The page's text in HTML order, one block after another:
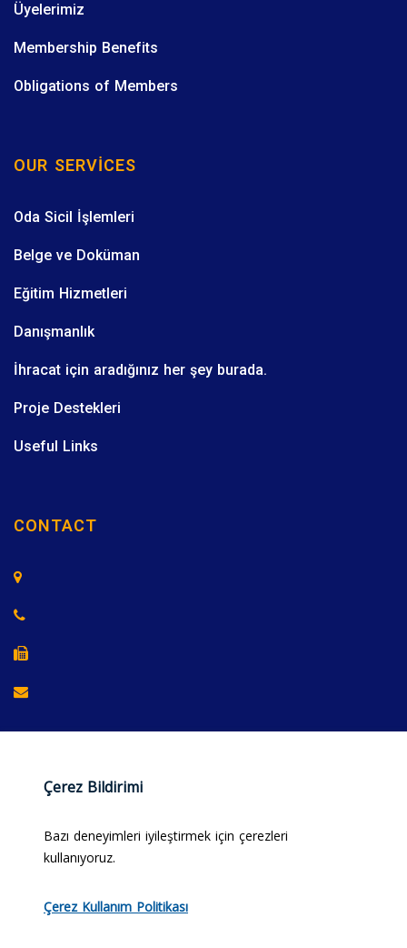
Üyelerimiz
Membership Benefits
Obligations of Members
OUR SERVICES
Oda Sicil İşlemleri
Belge ve Doküman
Eğitim Hizmetleri
Danışmanlık
İhracat için aradığınız her şey burada.
Proje Destekleri
Useful Links
CONTACT
All rights reserved.
Çerez Bildirimi
Bazı deneyimleri iyileştirmek için çerezleri
kullanıyoruz.
Çerez Kullanım Politikası